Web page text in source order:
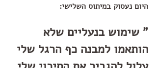
היום נעסוק במיתוס השלישי:
" שימוש בנעליים שלא
הותאמו למבנה כף הרגל שלי